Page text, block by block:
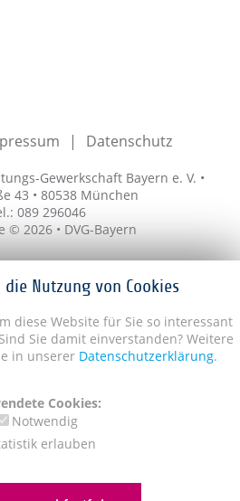
Nutzung von Cookies
diese Website für Sie so interessant
Sie damit einverstanden? Weitere
in unserer Datenschutzerklärung.
Cookies:
Notwendig
erlauben
Datenschutz
Gewerkschaft Bayern e. V. •
43 • 80538 München
089 296046
© 2026 • DVG-Bayern